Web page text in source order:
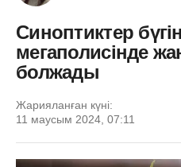
Синоптиктер бүгін
мегаполисінде
болжады
Жарияланған күні:
11 маусым 2024, 07:11